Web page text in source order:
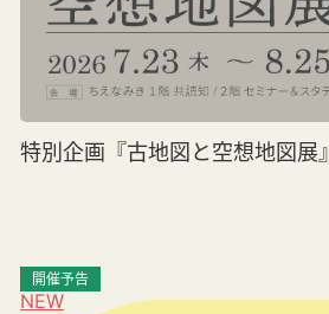
特別企画『古地図と空想地図展』
NEW
開催予告